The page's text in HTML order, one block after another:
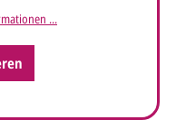
...